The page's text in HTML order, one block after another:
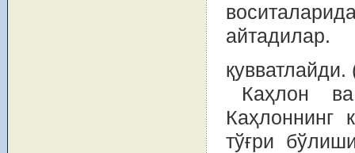
Каҳлон
Каҳлоннинг
тўғри